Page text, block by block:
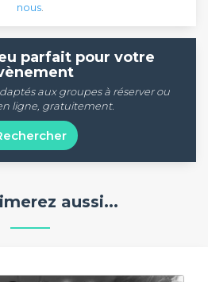
nous
parfait pour votre
aux groupes à réserver ou
ligne, gratuitement.
aussi...